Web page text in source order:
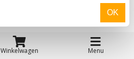
Winkelwagen Menu
OK